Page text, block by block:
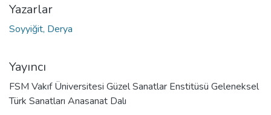
Yazarlar
Soyyiğit, Derya
Yayıncı
FSM Vakıf Üniversitesi Güzel Sanatlar Enstitüsü Geleneksel
Türk Sanatları Anasanat Dalı